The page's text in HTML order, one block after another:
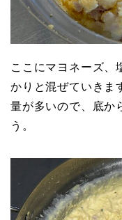
ここにマヨネーズ、
かりと混ぜていきま
量が多いので、底か
う。